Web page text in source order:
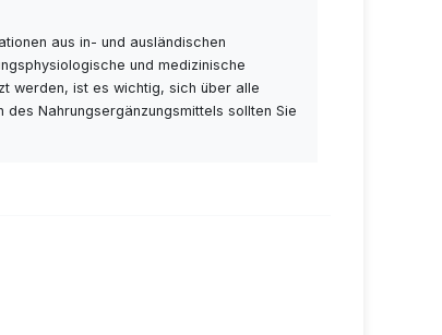
aus in- und ausländischen
und medizinische
werden, ist es wichtig, sich über alle
Nahrungsergänzungsmittels sollten Sie